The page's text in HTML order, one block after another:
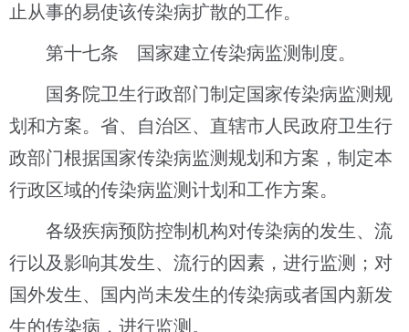
止从事的易使该传染病扩散的工作。
第十七条 国家建立传染病监测制度。
国务院卫生行政部门制定国家传染病监测规
划和方案。省、自治区、直辖市人民政府卫生行
政部门根据国家传染病监测规划和方案，制定本
行政区域的传染病监测计划和工作方案。
各级疾病预防控制机构对传染病的发生、流
行以及影响其发生、流行的因素，进行监测；对
国外发生、国内尚未发生的传染病或者国内新发
生的传染病，进行监测。